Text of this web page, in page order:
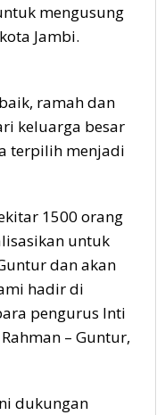
mengusung
Jambi.
ramah dan
keluarga besar
terpilih menjadi
1500 orang
untuk
dan akan
hadir di
pengurus Inti
– Guntur,
dukungan